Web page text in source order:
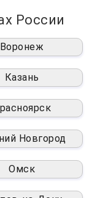
России
Воронеж
Казань
Новгород
Омск